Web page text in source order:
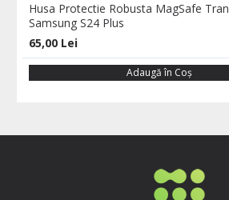
Husa Protectie Robusta MagSafe
Samsung S24 Plus
65,00 Lei
Adaugă în Coş